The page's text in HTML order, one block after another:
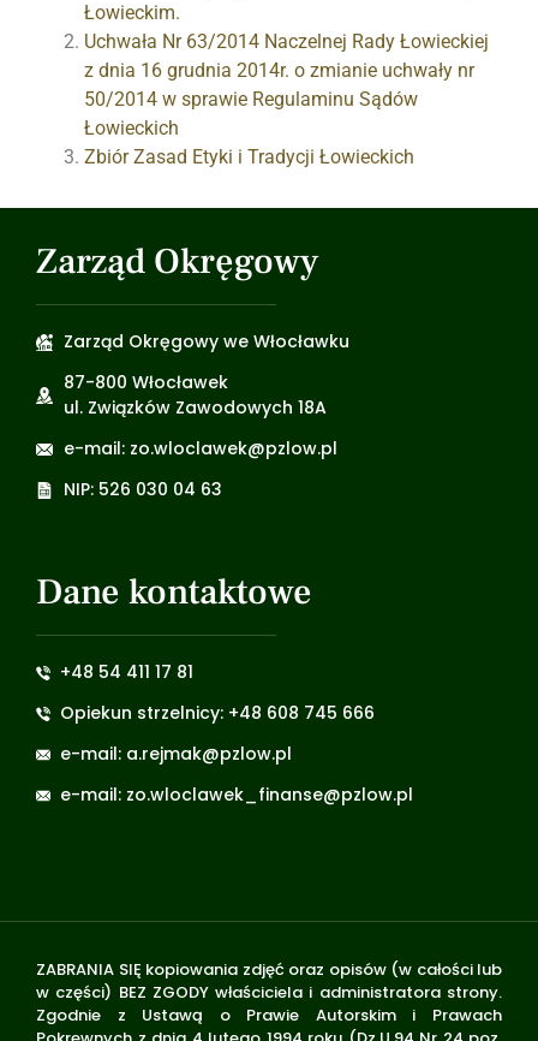
Łowieckim.
Uchwała Nr 63/2014 Naczelnej Rady Łowieckiej
z dnia 16 grudnia 2014r. o zmianie uchwały nr
50/2014 w sprawie Regulaminu Sądów
Łowieckich
Zbiór Zasad Etyki i Tradycji Łowieckich
Zarząd Okręgowy
Zarząd Okręgowy we Włocławku
87-800 Włocławek
ul. Związków Zawodowych 18A
e-mail: zo.wloclawek@pzlow.pl
NIP: 526 030 04 63
Dane kontaktowe
+48 54 411 17 81
Opiekun strzelnicy: +48 608 745 666
e-mail: a.rejmak@pzlow.pl
e-mail: zo.wloclawek_finanse@pzlow.pl
ZABRANIA SIĘ kopiowania zdjęć oraz opisów (w całości lub
w części) BEZ ZGODY właściciela i administratora strony.
Zgodnie z Ustawą o Prawie Autorskim i Prawach